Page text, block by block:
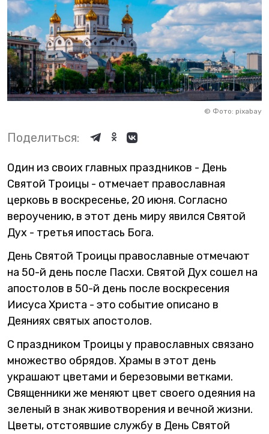
© Фото: pixabay
Поделиться:
Один из своих главных праздников - День
Святой Троицы - отмечает православная
церковь в воскресенье, 20 июня. Согласно
вероучению, в этот день миру явился Святой
Дух - третья ипостась Бога.
День Святой Троицы православные отмечают
на 50-й день после Пасхи. Святой Дух сошел на
апостолов в 50-й день после воскресения
Иисуса Христа - это событие описано в
Деяниях святых апостолов.
С праздником Троицы у православных связано
множество обрядов. Храмы в этот день
украшают цветами и березовыми ветками.
Священники же меняют цвет своего одеяния на
зеленый в знак животворения и вечной жизни.
Цветы, отстоявшие службу в День Святой